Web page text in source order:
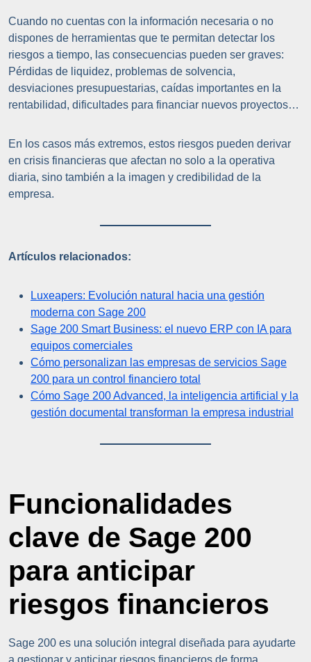
Cuando no cuentas con la información necesaria o no
dispones de herramientas que te permitan detectar los
riesgos a tiempo, las consecuencias pueden ser graves:
Pérdidas de liquidez, problemas de solvencia,
desviaciones presupuestarias, caídas importantes en la
rentabilidad, dificultades para financiar nuevos proyectos…
En los casos más extremos, estos riesgos pueden derivar
en crisis financieras que afectan no solo a la operativa
diaria, sino también a la imagen y credibilidad de la
empresa.
Artículos relacionados:
Luxeapers: Evolución natural hacia una gestión
moderna con Sage 200
Sage 200 Smart Business: el nuevo ERP con IA para
equipos comerciales
Cómo personalizan las empresas de servicios Sage
200 para un control financiero total
Cómo Sage 200 Advanced, la inteligencia artificial y la
gestión documental transforman la empresa industrial
Funcionalidades
clave de Sage 200
para anticipar
riesgos financieros
Sage 200 es una solución integral diseñada para ayudarte
a gestionar y anticipar riesgos financieros de forma